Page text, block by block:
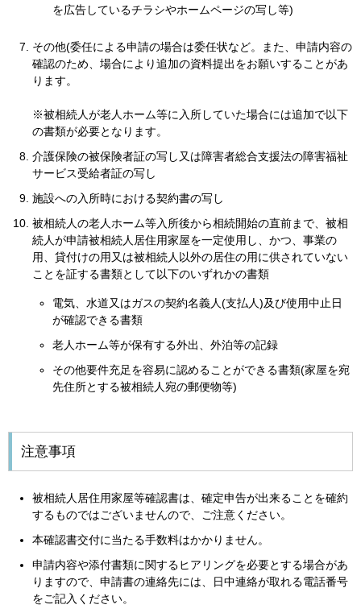
を広告しているチラシやホームページの写し等)
その他(委任による申請の場合は委任状など。また、申請内容の
確認のため、場合により追加の資料提出をお願いすることがあ
ります。
※被相続人が老人ホーム等に入所していた場合には追加で以下
の書類が必要となります。
介護保険の被保険者証の写し又は障害者総合支援法の障害福祉
サービス受給者証の写し
施設への入所時における契約書の写し
被相続人の老人ホーム等入所後から相続開始の直前まで、被相
続人が申請被相続人居住用家屋を一定使用し、かつ、事業の
用、貸付けの用又は被相続人以外の居住の用に供されていない
ことを証する書類として以下のいずれかの書類
電気、水道又はガスの契約名義人(支払人)及び使用中止日
が確認できる書類
老人ホーム等が保有する外出、外泊等の記録
その他要件充足を容易に認めることができる書類(家屋を宛
先住所とする被相続人宛の郵便物等)
注意事項
被相続人居住用家屋等確認書は、確定申告が出来ることを確約
するものではございませんので、ご注意ください。
本確認書交付に当たる手数料はかかりません。
申請内容や添付書類に関するヒアリングを必要とする場合があ
りますので、申請書の連絡先には、日中連絡が取れる電話番号
をご記入ください。